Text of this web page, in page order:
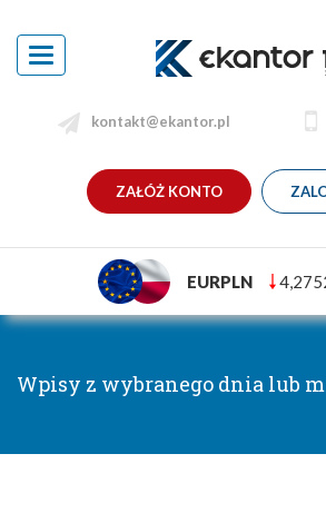
Toggle
navigation
kontakt@ekantor.pl
ZAŁÓŻ KONTO
EURPLN
Wpisy z wybranego dnia lub